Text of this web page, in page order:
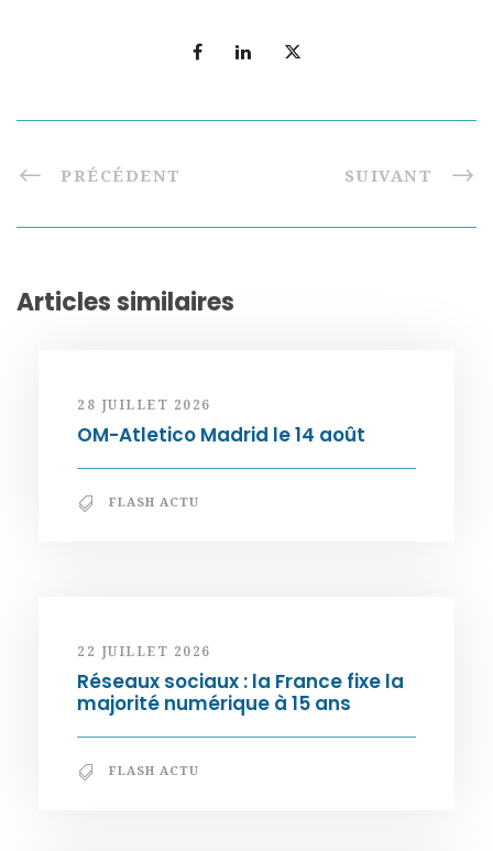
PRÉCÉDENT SUIVANT
Articles similaires
28 JUILLET 2026
OM-Atletico Madrid le 14 août
FLASH ACTU
22 JUILLET 2026
Réseaux sociaux : la France fixe la
majorité numérique à 15 ans
FLASH ACTU